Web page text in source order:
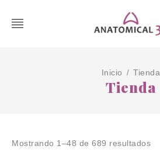
Inicio / Tienda
Tienda
Mostrando 1–48 de 689 resultados